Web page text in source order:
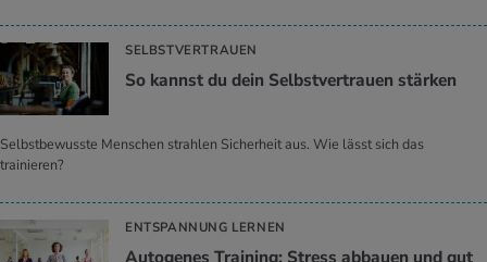
SELBSTVERTRAUEN
So kannst du dein Selbst­ver­trau­en stär­ken
Selbstbewusste Menschen strahlen Sicherheit aus. Wie lässt sich das
trainieren?
ENTSPANNUNG LERNEN